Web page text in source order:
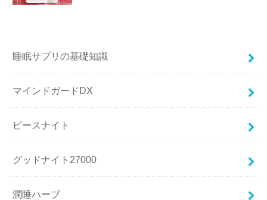
睡眠サプリの基礎知識
マインドガードDX
ピースナイト
グッドナイト27000
潤睡ハーブ